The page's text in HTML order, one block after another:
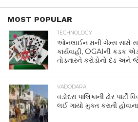
MOST POPULAR
TECHNOLOGY
ઓનલાઈન મની ગેમ્સ સામે
કાર્યવાહી, OGAIની કડક
તોડનારને કરોડોનો દંડ અને
VADODARA
વડોદરા પાલિકાની ઢોર પાર્ટી
લઈ ગાયો મુક્ત કરાતી